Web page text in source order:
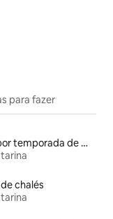
para fazer
Aluguel por temporada de microcasas
chalés